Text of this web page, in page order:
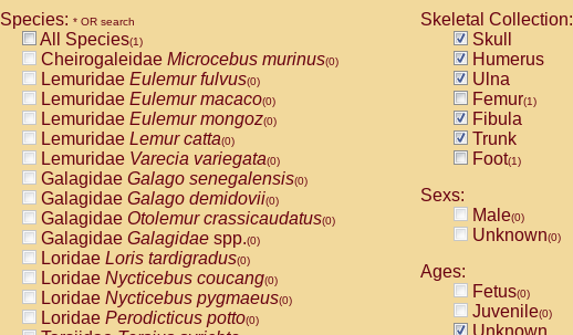
Species: * OR search
All Species(1)
Cheirogaleidae Microcebus murinus(0)
Lemuridae Eulemur fulvus(0)
Lemuridae Eulemur macaco(0)
Lemuridae Eulemur mongoz(0)
Lemuridae Lemur catta(0)
Lemuridae Varecia variegata(0)
Galagidae Galago senegalensis(0)
Galagidae Galago demidovii(0)
Galagidae Otolemur crassicaudatus(0)
Galagidae Galagidae spp.(0)
Loridae Loris tardigradus(0)
Loridae Nycticebus coucang(0)
Loridae Nycticebus pygmaeus(0)
Loridae Perodicticus potto(0)
Skeletal Collection:
Skull
Humerus
Ulna
Femur(1)
Fibula
Trunk
Foot(1)
Sexs:
Male(0)
Unknown(0)
Ages:
Fetus(0)
Juvenile(0)
Unknown